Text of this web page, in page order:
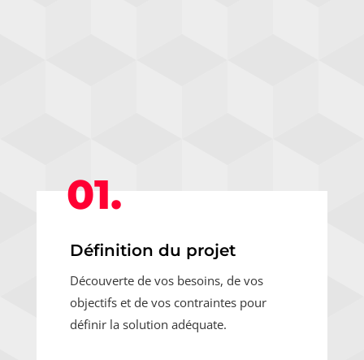
01.
Définition du projet
Découverte de vos besoins, de vos
objectifs et de vos contraintes pour
définir la solution adéquate.